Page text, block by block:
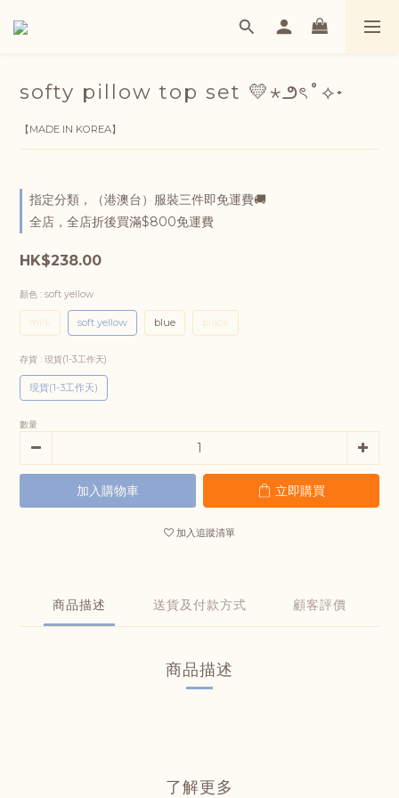
softy pillow top set 💛⋆౨ৎ˚⟡˖
【MADE IN KOREA】
指定分類，（港澳台）服裝三件即免運費🚚
全店，全店折後買滿$800免運費
HK$238.00
顏色 : soft yellow
milk soft yellow blue black
存貨 : 現貨(1-3工作天)
現貨(1-3工作天)
數量
加入購物車 立即購買
加入追蹤清單
商品描述 送貨及付款方式 顧客評價
商品描述
了解更多